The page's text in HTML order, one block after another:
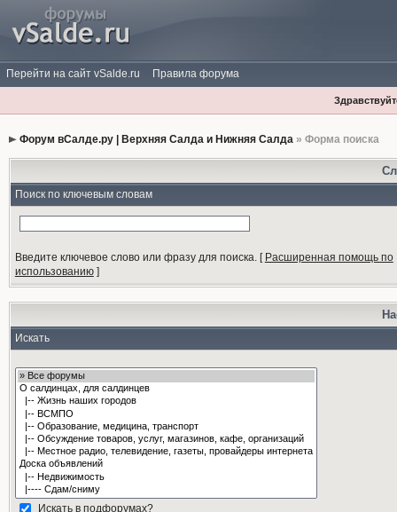
Перейти на сайт vSalde.ru Правила форума
Форум вСалде.ру | Верхняя Салда и Нижняя Салда» Форма поиска
Поиск по ключевым словам
Введите ключевое слово или фразу для поиска.[ Расширенная помощь по
использованию]
Искать
Искать в подфорумах?